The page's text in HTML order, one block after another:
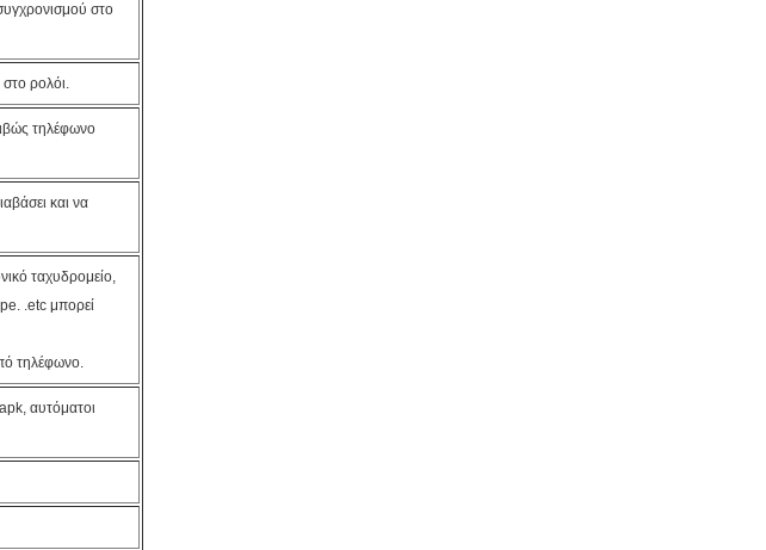
στο
ρολόι.
τηλέφωνο
και να
ταχυδρομείο,
.etc μπορεί
τηλέφωνο.
αυτόματοι